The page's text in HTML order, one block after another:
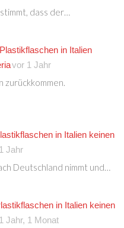
dass der…
in Italien
vor 1 Jahr
zurückkommen.
in Italien keinen
Jahr
Deutschland nimmt und…
in Italien keinen
Jahr, 1 Monat